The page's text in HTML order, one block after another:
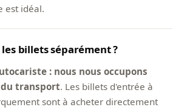
est idéal.
billets séparément ?
: nous nous occupons
transport. Les billets d'entrée à
sont à acheter directement